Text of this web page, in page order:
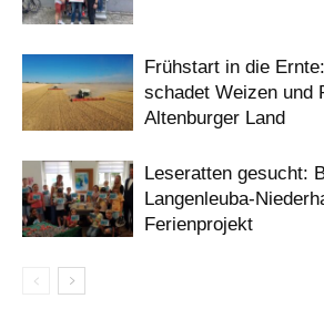
Frühstart in die
schadet Weizen und
Altenburger Land
Leseratten gesucht:
Langenleuba-
Ferienprojekt